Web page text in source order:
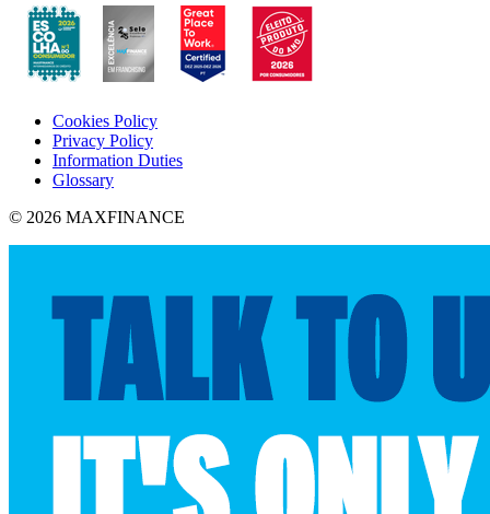
Cookies Policy
Privacy Policy
Information Duties
Glossary
© 2026 MAXFINANCE